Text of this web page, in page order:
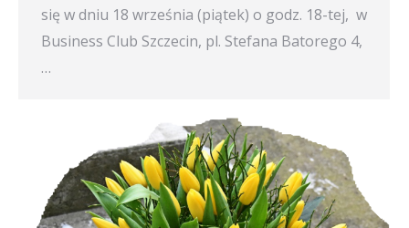
się w dniu 18 września (piątek) o godz. 18-tej, w
Business Club Szczecin, pl. Stefana Batorego 4,
…